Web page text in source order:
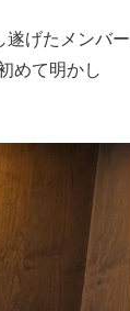
げたメンバー
めて明かし